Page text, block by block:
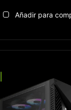
Añadir para